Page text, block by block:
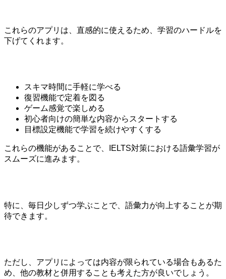
これらのアプリは、直感的に使えるため、学習のハードルを
下げてくれます。
スキマ時間に手軽に学べる
復習機能で定着を図る
ゲーム感覚で楽しめる
初心者向けの簡単な内容からスタートする
目標設定機能で学習を続けやすくする
これらの機能があることで、IELTS対策における語彙学習が
スムーズに進みます。
特に、毎日少しずつ学ぶことで、語彙力が向上することが期
待できます。
ただし、アプリによっては内容が限られている場合もあるた
め、他の教材と併用することも考えた方が良いでしょう。